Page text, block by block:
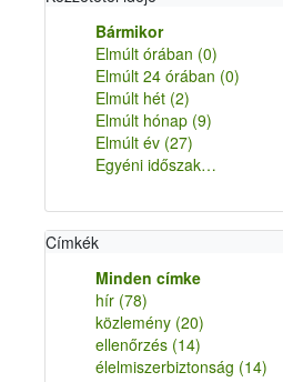
Bármikor
Elmúlt órában (0)
Elmúlt 24 órában (0)
Elmúlt hét (2)
Elmúlt hónap (9)
Elmúlt év (27)
Egyéni időszak…
Címkék
Minden címke
hír (78)
közlemény (20)
ellenőrzés (14)
élelmiszerbiztonság (14)